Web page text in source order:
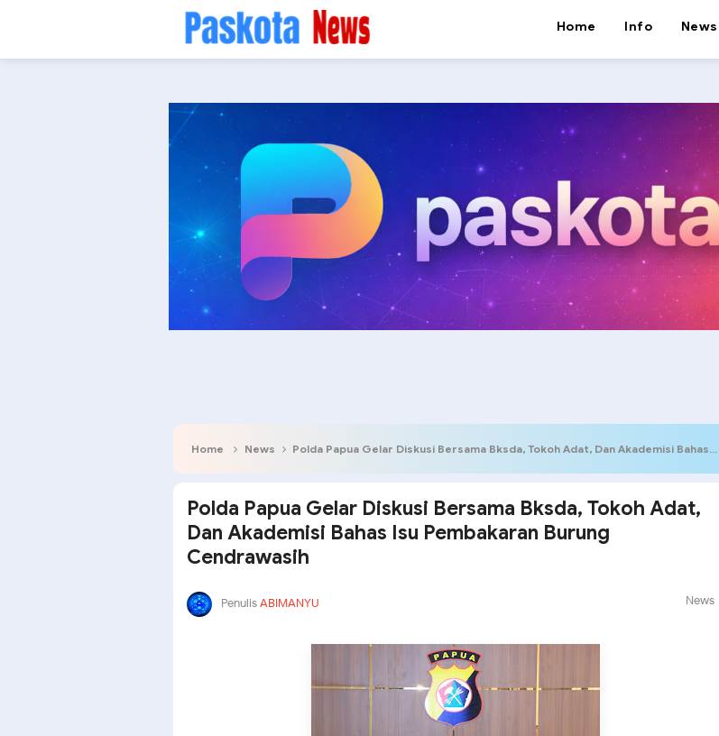
Home Info News
Home News Polda Papua Gelar Diskusi Bersama Bksda, Tokoh Adat, Dan Akademisi Bahas Isu Pembakaran Burung Cendrawasih
Polda Papua Gelar Diskusi Bersama Bksda, Tokoh Adat,
Dan Akademisi Bahas Isu Pembakaran Burung
Cendrawasih
PenulisABIMANYU News